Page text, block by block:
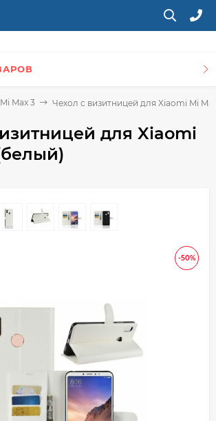
Max 3 Чехол с визитницей для Xiaomi Mi
для Xiaomi
-50%